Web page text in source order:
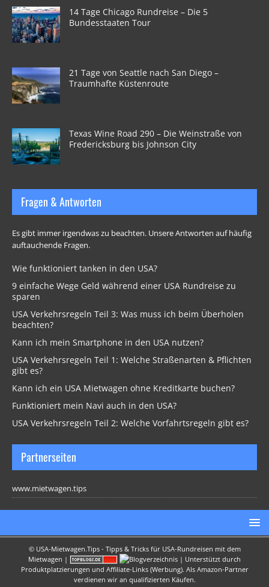
14 Tage Chicago Rundreise – Die 5
Bundesstaaten Tour
21 Tage von Seattle nach San Diego –
Traumhafte Küstenroute
Texas Wine Road 290 – Die Weinstraße von
Fredericksburg bis Johnson City
Fragen & Antworten
Es gibt immer irgendwas zu beachten. Unsere Antworten auf häufig
auftauchende Fragen.
Wie funktioniert tanken in den USA?
9 einfache Wege Geld während einer USA Rundreise zu
sparen
USA Verkehrsregeln Teil 3: Was muss ich beim Überholen
beachten?
Kann ich mein Smartphone in den USA nutzen?
USA Verkehrsregeln Teil 1: Welche Straßenarten & Pflichten
gibt es?
Kann ich ein USA Mietwagen ohne Kreditkarte buchen?
Funktioniert mein Navi auch in den USA?
USA Verkehrsregeln Teil 2: Welche Vorfahrtsregeln gibt es?
Partnerseiten
www.mietwagen.tips
© USA-Mietwagen.Tips - Tipps & Tricks für USA-Rundreisen mit dem
Mietwagen |
| Unterstützt durch
Produktplatzierungen und Affiliate-Links (Werbung). Als Amazon-Partner
verdienen wir an qualifizierten Käufen.